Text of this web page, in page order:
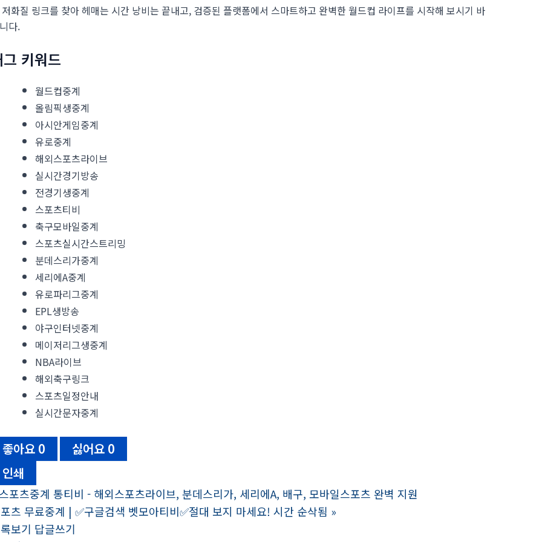
화질 링크를 찾아 헤매는 시간 낭비는 끝내고, 검증된 플랫폼에서 스마트하고 완벽한 월드컵 라이프를 시작해 보시기 바
다.
키워드
월드컵중계
올림픽생중계
아시안게임중계
유로중계
해외스포츠라이브
실시간경기방송
전경기생중계
스포츠티비
축구모바일중계
스포츠실시간스트리밍
분데스리가중계
세리에A중계
유로파리그중계
EPL생방송
야구인터넷중계
메이저리그생중계
NBA라이브
해외축구링크
스포츠일정안내
실시간문자중계
좋아요 0 싫어요 0
인쇄
포츠중계 통티비 - 해외스포츠라이브, 분데스리가, 세리에A, 배구, 모바일스포츠 완벽 지원
츠 무료중계 | ✅구글검색 벳모아티비✅절대 보지 마세요! 시간 순삭됨 »
보기 답글쓰기